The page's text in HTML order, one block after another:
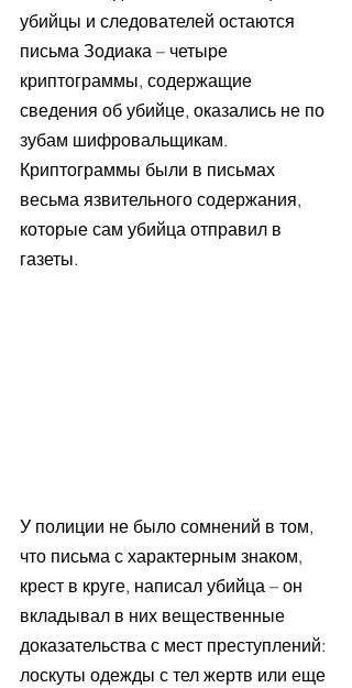
убийцы и следователей остаются
письма Зодиака – четыре
криптограммы, содержащие
сведения об убийце, оказались не по
зубам шифровальщикам.
Криптограммы были в письмах
весьма язвительного содержания,
которые сам убийца отправил в
газеты.
У полиции не было сомнений в том,
что письма с характерным знаком,
крест в круге, написал убийца – он
вкладывал в них вещественные
доказательства с мест преступлений:
лоскуты одежды с тел жертв или еще